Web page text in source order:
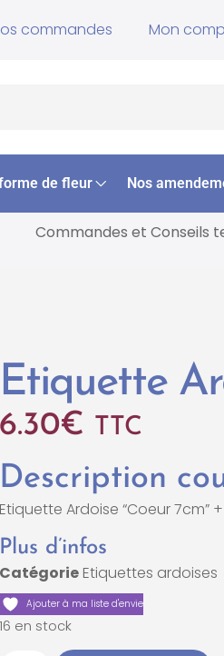
commandes Mon
de fleur Nos
Commandes et Conseils
Etiquette
6.30€ TTC
Description
Etiquette Ardoise “Coeur 7cm”
Plus d’infos
Catégorie Etiquettes ardoises
Ajouter à ma liste d'envie
16 en stock